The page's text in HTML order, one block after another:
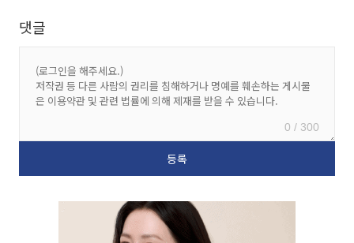
댓글
0 / 300